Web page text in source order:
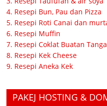
4. Resepi Bun, Pau dan Pizza
5. Resepi Roti Canai dan
6. Resepi Muffin
7. Resepi Coklat Buatan
8. Resepi Kek Cheese
9. Resepi Aneka Kek
PAKEJ HOSTING &